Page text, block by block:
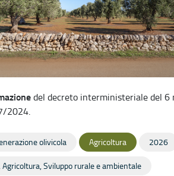
del decreto interministeriale del 6
2024.
olivicola Agricoltura 2026
Agricoltura, Sviluppo rurale e ambientale